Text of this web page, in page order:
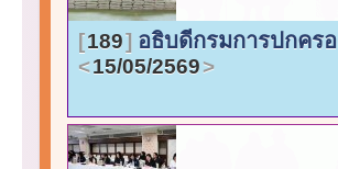
189 อธิบดีกรมการปกคร
15/05/2569